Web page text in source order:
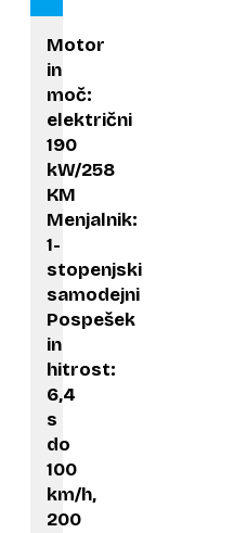
Motor
in
moč:
električni
190
kW/258
KM
Menjalnik:
1-
stopenjski
samodejni
Pospešek
in
hitrost:
6,4
s
do
100
km/h,
200